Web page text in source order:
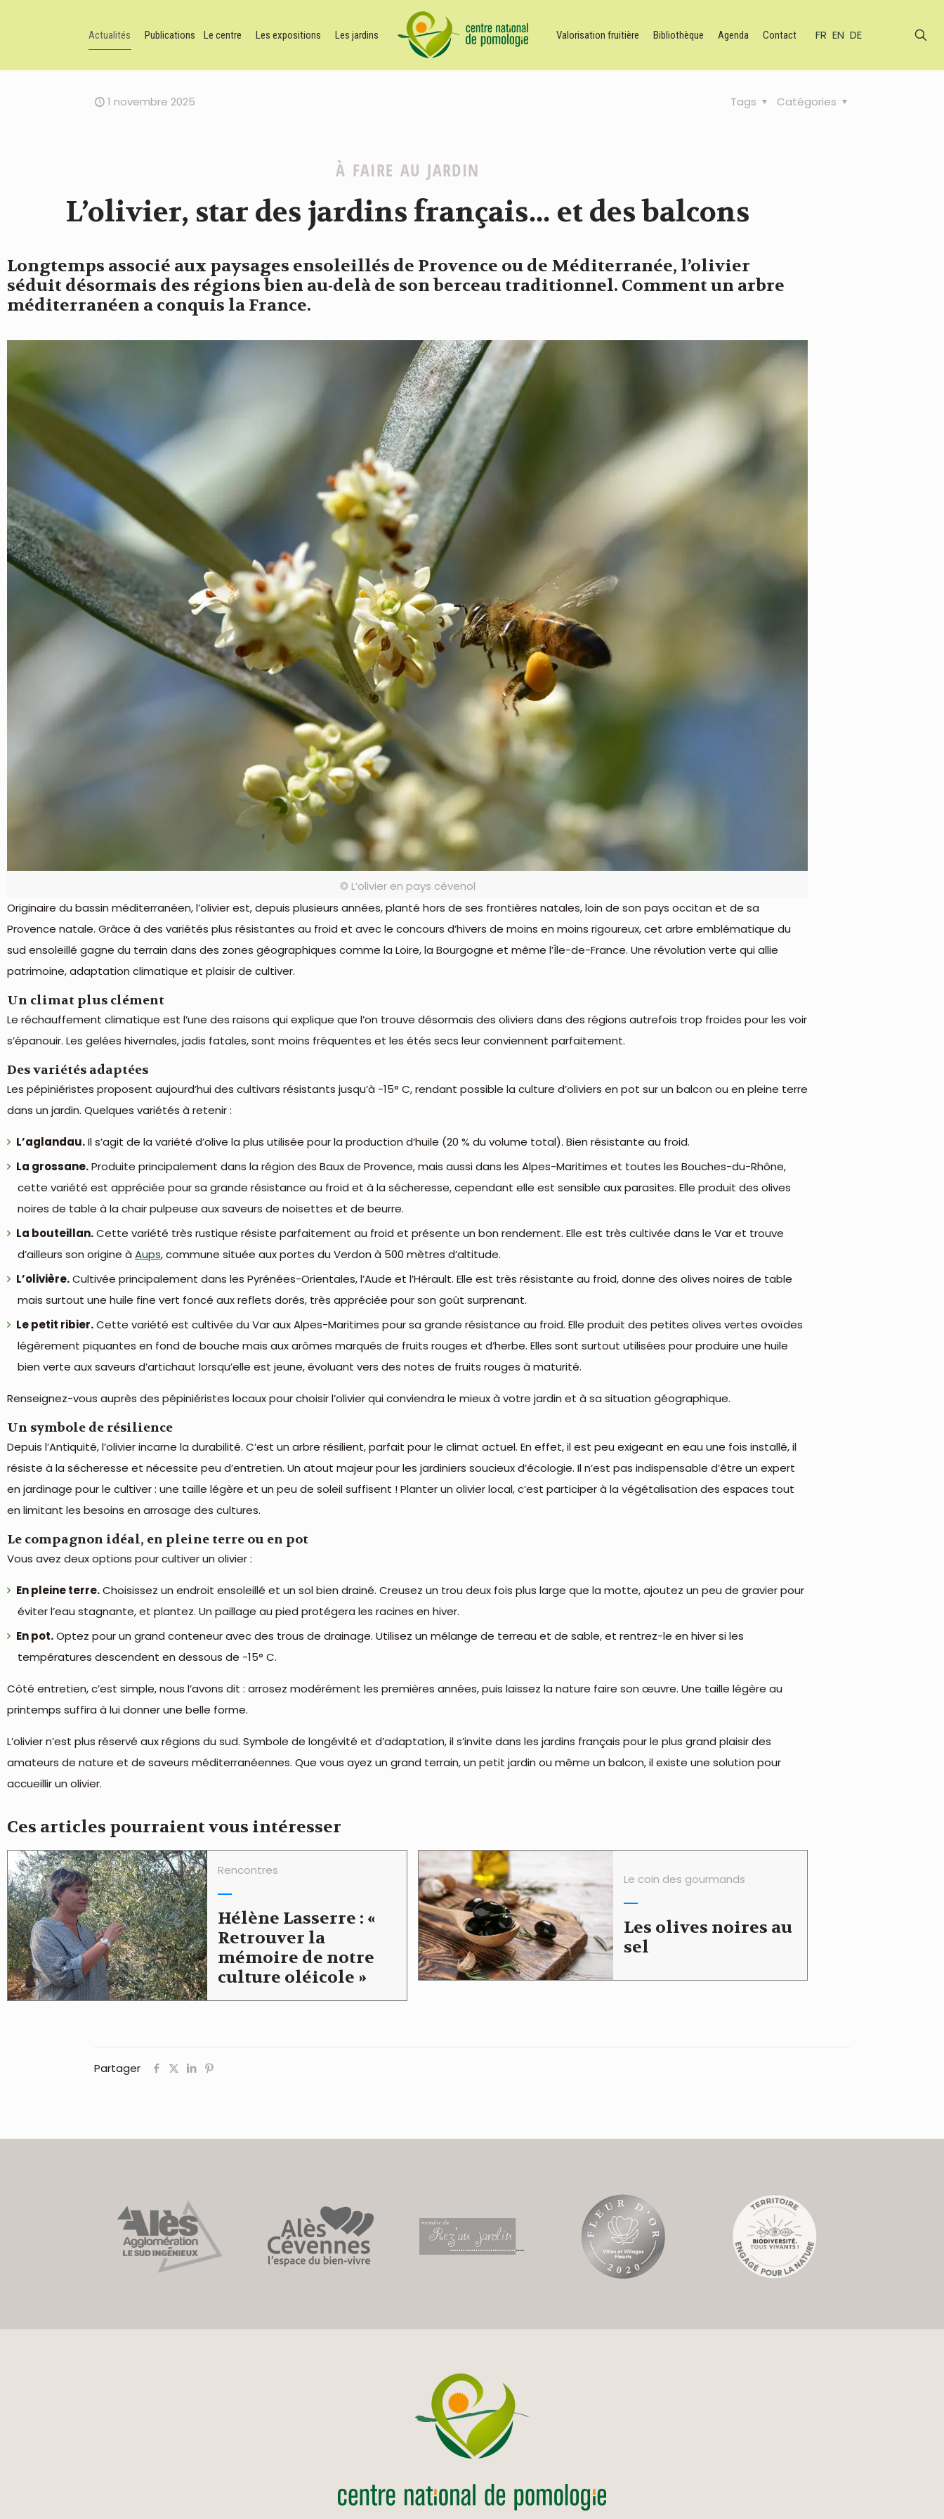
Actualités Publications Le centre Les expositions Les jardins Valorisation fruitière Bibliothèque Agenda Contact FR EN DE
1 novembre 2025 Catégories
Tags
À FAIRE AU JARDIN
L’olivier, star des jardins français… et des balcons
Longtemps associé aux paysages ensoleillés de Provence ou de Méditerranée, l’olivier
séduit désormais des régions bien au-delà de son berceau traditionnel. Comment un arbre
méditerranéen a conquis la France.
© L’olivier en pays cévenol
Originaire du bassin méditerranéen, l’olivier est, depuis plusieurs années, planté hors de ses frontières natales, loin de son pays occitan et de sa
Provence natale. Grâce à des variétés plus résistantes au froid et avec le concours d’hivers de moins en moins rigoureux, cet arbre emblématique du
sud ensoleillé gagne du terrain dans des zones géographiques comme la Loire, la Bourgogne et même l’Île-de-France. Une révolution verte qui allie
patrimoine, adaptation climatique et plaisir de cultiver.
Un climat plus clément
Le réchauffement climatique est l’une des raisons qui explique que l’on trouve désormais des oliviers dans des régions autrefois trop froides pour les voir
s’épanouir. Les gelées hivernales, jadis fatales, sont moins fréquentes et les étés secs leur conviennent parfaitement.
Des variétés adaptées
Les pépiniéristes proposent aujourd’hui des cultivars résistants jusqu’à -15° C, rendant possible la culture d’oliviers en pot sur un balcon ou en pleine terre
dans un jardin. Quelques variétés à retenir :
L’aglandau.Il s’agit de la variété d’olive la plus utilisée pour la production d’huile (20 % du volume total). Bien résistante au froid.
La grossane.Produite principalement dans la région des Baux de Provence, mais aussi dans les Alpes-Maritimes et toutes les Bouches-du-Rhône,
cette variété est appréciée pour sa grande résistance au froid et à la sécheresse, cependant elle est sensible aux parasites. Elle produit des olives
noires de table à la chair pulpeuse aux saveurs de noisettes et de beurre.
La bouteillan.Cette variété très rustique résiste parfaitement au froid et présente un bon rendement. Elle est très cultivée dans le Var et trouve
d’ailleurs son origine à Aups, commune située aux portes du Verdon à 500 mètres d’altitude.
L’olivière.Cultivée principalement dans les Pyrénées-Orientales, l’Aude et l’Hérault. Elle est très résistante au froid, donne des olives noires de table
mais surtout une huile fine vert foncé aux reflets dorés, très appréciée pour son goût surprenant.
Le petit ribier.Cette variété est cultivée du Var aux Alpes-Maritimes pour sa grande résistance au froid. Elle produit des petites olives vertes ovoïdes
légèrement piquantes en fond de bouche mais aux arômes marqués de fruits rouges et d’herbe. Elles sont surtout utilisées pour produire une huile
bien verte aux saveurs d’artichaut lorsqu’elle est jeune, évoluant vers des notes de fruits rouges à maturité.
Renseignez-vous auprès des pépiniéristes locaux pour choisir l’olivier qui conviendra le mieux à votre jardin et à sa situation géographique.
Un symbole de résilience
Depuis l’Antiquité, l’olivier incarne la durabilité. C’est un arbre résilient, parfait pour le climat actuel. En effet, il est peu exigeant en eau une fois installé, il
résiste à la sécheresse et nécessite peu d’entretien. Un atout majeur pour les jardiniers soucieux d’écologie. Il n’est pas indispensable d’être un expert
en jardinage pour le cultiver : une taille légère et un peu de soleil suffisent ! Planter un olivier local, c’est participer à la végétalisation des espaces tout
en limitant les besoins en arrosage des cultures.
Le compagnon idéal, en pleine terre ou en pot
Vous avez deux options pour cultiver un olivier :
En pleine terre.Choisissez un endroit ensoleillé et un sol bien drainé. Creusez un trou deux fois plus large que la motte, ajoutez un peu de gravier pour
éviter l’eau stagnante, et plantez. Un paillage au pied protégera les racines en hiver.
En pot.Optez pour un grand conteneur avec des trous de drainage. Utilisez un mélange de terreau et de sable, et rentrez-le en hiver si les
températures descendent en dessous de -15° C.
Côté entretien, c’est simple, nous l’avons dit : arrosez modérément les premières années, puis laissez la nature faire son œuvre. Une taille légère au
printemps suffira à lui donner une belle forme.
L’olivier n’est plus réservé aux régions du sud. Symbole de longévité et d’adaptation, il s’invite dans les jardins français pour le plus grand plaisir des
amateurs de nature et de saveurs méditerranéennes. Que vous ayez un grand terrain, un petit jardin ou même un balcon, il existe une solution pour
accueillir un olivier.
Ces articles pourraient vous intéresser
Rencontres
Hélène Lasserre : «
Retrouver la
mémoire de notre
culture oléicole »
Le coin des gourmands
Les olives noires au
sel
Partager